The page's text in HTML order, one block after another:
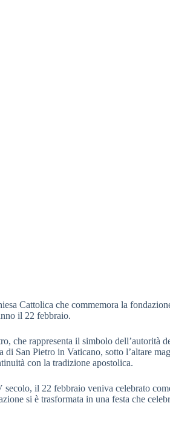
Cattolica che commemora la
il 22 febbraio.
che rappresenta il simbolo dell’autorità
San Pietro in Vaticano, sotto l’altare
con la tradizione apostolica.
il 22 febbraio veniva celebrato
si è trasformata in una festa che